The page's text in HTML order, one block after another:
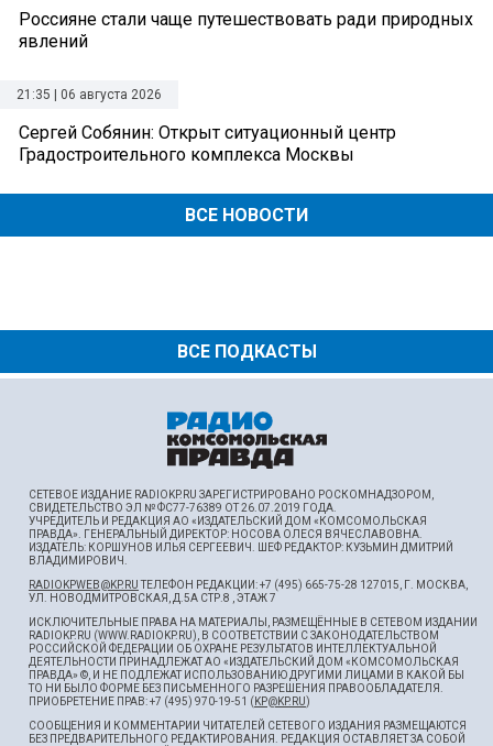
ВСЕ ПОДКАСТЫ
Россияне стали чаще путешествовать ради природных
явлений
21:35 | 06 августа 2026
Сергей Собянин: Открыт ситуационный центр
Градостроительного комплекса Москвы
ВСЕ НОВОСТИ
СЕТЕВОЕ ИЗДАНИЕ RADIOKP.RU ЗАРЕГИСТРИРОВАНО РОСКОМНАДЗОРОМ,
СВИДЕТЕЛЬСТВО ЭЛ № ФС77-76389 ОТ 26.07.2019 ГОДА.
УЧРЕДИТЕЛЬ И РЕДАКЦИЯ АО «ИЗДАТЕЛЬСКИЙ ДОМ «КОМСОМОЛЬСКАЯ
ПРАВДА». ГЕНЕРАЛЬНЫЙ ДИРЕКТОР: НОСОВА ОЛЕСЯ ВЯЧЕСЛАВОВНА.
ИЗДАТЕЛЬ: КОРШУНОВ ИЛЬЯ СЕРГЕЕВИЧ. ШEФ РЕДАКТОР: КУЗЬМИН ДМИТРИЙ
ВЛАДИМИРОВИЧ.
RADIOKPWEB@KP.RUТЕЛЕФОН РЕДАКЦИИ: +7 (495) 665-75-28 127015, Г. МОСКВА,
УЛ. НОВОДМИТРОВСКАЯ, Д.5А СТР.8 , ЭТАЖ 7
ИСКЛЮЧИТЕЛЬНЫЕ ПРАВА НА МАТЕРИАЛЫ, РАЗМЕЩЁННЫЕ В СЕТЕВОМ ИЗДАНИИ
RADIOKP.RU (WWW.RADIOKP.RU), В СООТВЕТСТВИИ С ЗАКОНОДАТЕЛЬСТВОМ
РОССИЙСКОЙ ФЕДЕРАЦИИ ОБ ОХРАНЕ РЕЗУЛЬТАТОВ ИНТЕЛЛЕКТУАЛЬНОЙ
ДЕЯТЕЛЬНОСТИ ПРИНАДЛЕЖАТ АО «ИЗДАТЕЛЬСКИЙ ДОМ «КОМСОМОЛЬСКАЯ
ПРАВДА» ©, И НЕ ПОДЛЕЖАТ ИСПОЛЬЗОВАНИЮ ДРУГИМИ ЛИЦАМИ В КАКОЙ БЫ
ТО НИ БЫЛО ФОРМЕ БЕЗ ПИСЬМЕННОГО РАЗРЕШЕНИЯ ПРАВООБЛАДАТЕЛЯ.
ПРИОБРЕТЕНИЕ ПРАВ: +7 (495) 970-19-51 ( KP@KP.RU)
СООБЩЕНИЯ И КОММЕНТАРИИ ЧИТАТЕЛЕЙ СЕТЕВОГО ИЗДАНИЯ РАЗМЕЩАЮТСЯ
БЕЗ ПРЕДВАРИТЕЛЬНОГО РЕДАКТИРОВАНИЯ. РЕДАКЦИЯ ОСТАВЛЯЕТ ЗА СОБОЙ